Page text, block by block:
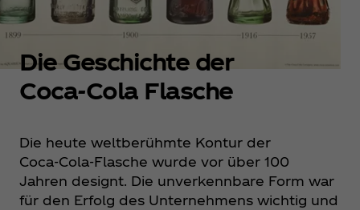
Die Geschichte der
Coca‑Cola Flasche
Die heute weltberühmte Kontur der
Coca‑Cola-Flasche wurde vor über 100
Jahren designt. Die unverkennbare Form war
für den Erfolg des Unternehmens wichtig und